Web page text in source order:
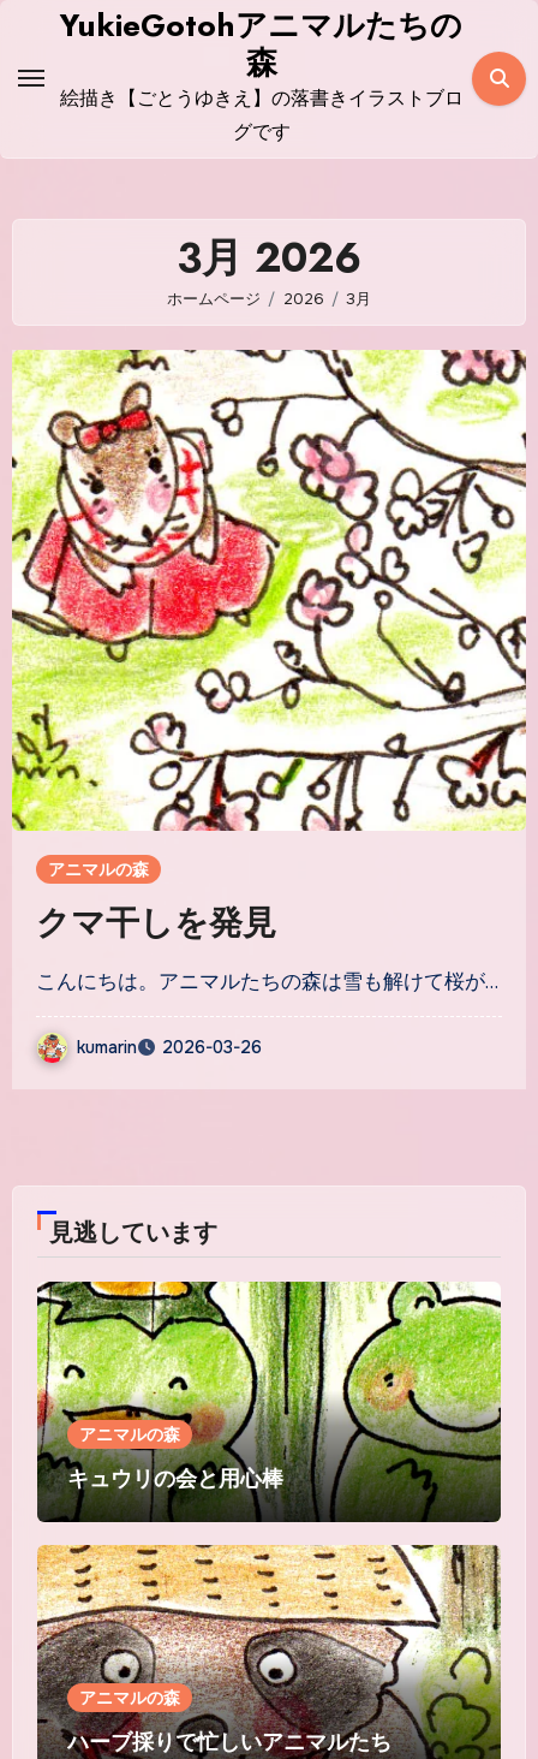
ス
プ
YukieGotohアニマルたちの
森
絵描き【ごとうゆきえ】の落書きイラストブロ
グです
3月 2026
ホームページ 2026 3月
アニマルの森
クマ干しを発見
こんにちは。アニマルたちの森は雪も解けて桜が…
kumarin
2026-03-26
ま
だ
あ
り
ま
せ
ん
見逃しています
アニマルの森
キュウリの会と用心棒
アニマルの森
ハーブ採りで忙しいアニマルたち